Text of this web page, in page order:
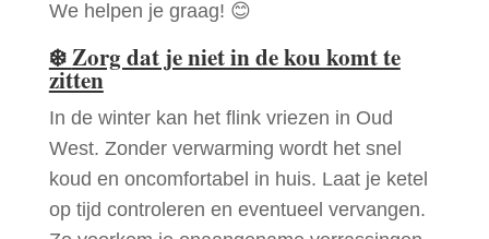
We helpen je graag! 😊
❄️Zorg dat je niet in de kou komt te
zitten
In de winter kan het flink vriezen in Oud
West. Zonder verwarming wordt het snel
koud en oncomfortabel in huis. Laat je ketel
op tijd controleren en eventueel vervangen.